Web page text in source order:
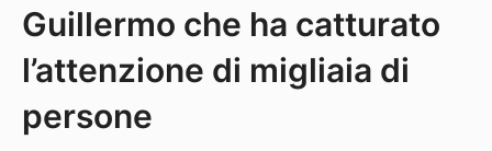
Guillermo che ha catturato
l’attenzione di migliaia di
persone